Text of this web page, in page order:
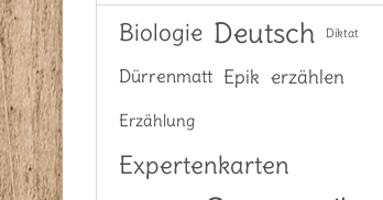
Biologie Deutsch Diktat
Dürrenmatt Epik erzählen
Erzählung
Expertenkarten